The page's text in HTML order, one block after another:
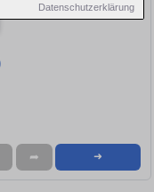
Datenschutzerklärung
➦ ➜